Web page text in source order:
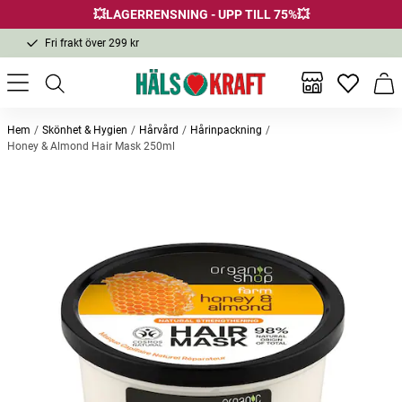
💥LAGERRENSNING - UPP TILL 75%💥
Fri frakt över 299 kr
1-3 dagars leverans
Samma pris i butik & online
Fri frakt över 299 kr
Inga
Hem Skönhet & Hygien Hårvård
Hårinpackning
Honey & Almond Hair Mask 250ml